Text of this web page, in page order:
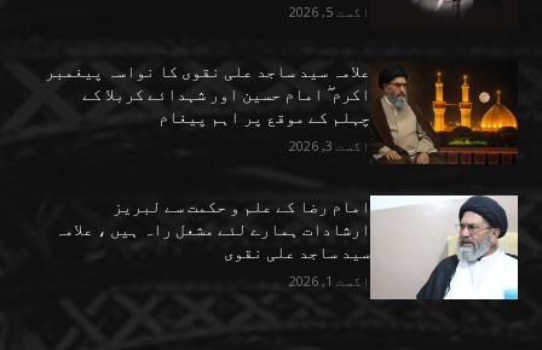
اگست 5, 2026
علامہ سید ساجد علی نقوی کا نواسہ پیغمبر
اکرم ۖ امام حسین اور شہدائے کربلا کے
چہلم کے موقع پر اہم پیغام
اگست 3, 2026
امام رضا کے علم و حکمت سے لبریز
ارشادات ہمارے لئے مشعل راہ ہیں ، علامہ
سید ساجد علی نقوی
اگست 1, 2026